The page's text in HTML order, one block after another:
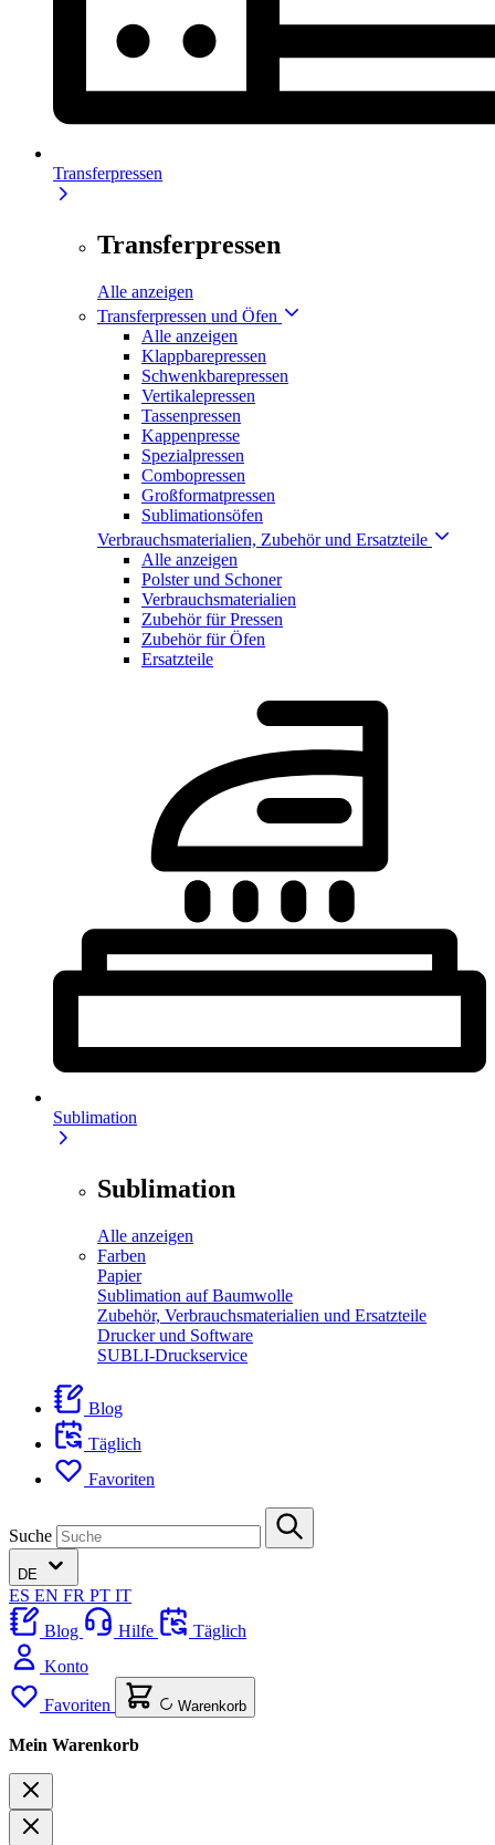
Transferpressen
Transferpressen
Alle anzeigen
Transferpressen und Öfen
Alle anzeigen
Klappbarepressen
Schwenkbarepressen
Vertikalepressen
Tassenpressen
Kappenpresse
Spezialpressen
Combopressen
Großformatpressen
Sublimationsöfen
Verbrauchsmaterialien, Zubehör und Ersatzteile
Alle anzeigen
Polster und Schoner
Verbrauchsmaterialien
Zubehör für Pressen
Zubehör für Öfen
Ersatzteile
Sublimation
Sublimation
Alle anzeigen
Farben
Papier
Sublimation auf Baumwolle
Zubehör, Verbrauchsmaterialien und Ersatzteile
Drucker und Software
SUBLI-Druckservice
Blog
Täglich
Favoriten
Suche
DE
ES EN FR PT IT
Blog
Hilfe
Täglich
Konto
Favoriten Warenkorb
Mein Warenkorb